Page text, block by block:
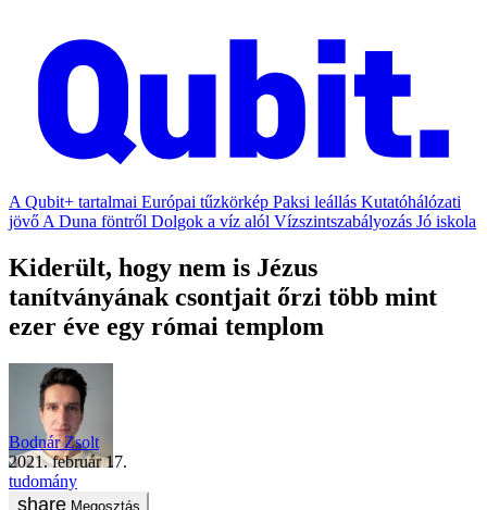
A Qubit+ tartalmai Európai tűzkörkép Paksi leállás Kutatóhálózati
jövő A Duna föntről Dolgok a víz alól Vízszintszabályozás Jó iskola
Kiderült, hogy nem is Jézus
tanítványának csontjait őrzi több mint
ezer éve egy római templom
Bodnár Zsolt
2021. február 17.
tudomány
Megosztás